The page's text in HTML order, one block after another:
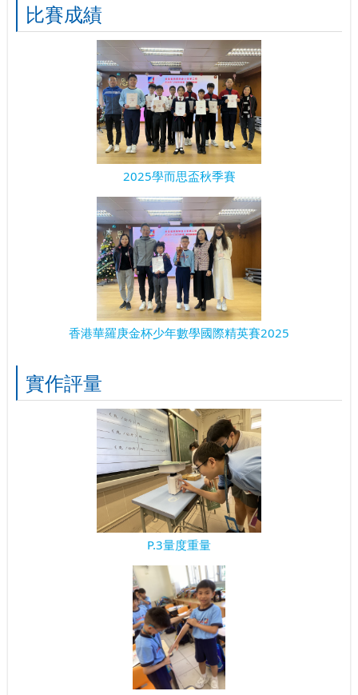
比賽成績
2025學而思盃秋季賽
香港華羅庚金杯少年數學國際精英賽2025
實作評量
P.3量度重量